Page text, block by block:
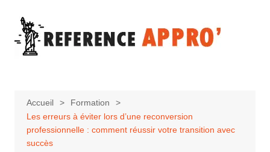
contenu
Accueil
Formation
Les erreurs à éviter lors d’une reconversion
professionnelle : comment réussir votre transition avec
succès